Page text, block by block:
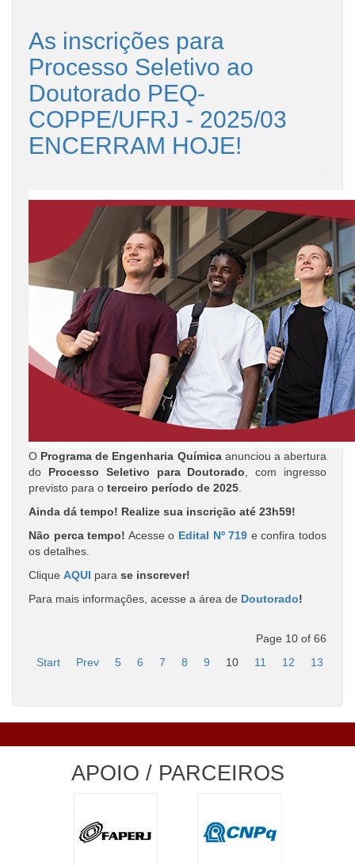
As inscrições para
Processo Seletivo ao
Doutorado PEQ-
COPPE/UFRJ - 2025/03
ENCERRAM HOJE!
O Programa de Engenharia Químicaanunciou a abertura
do Processo Seletivo para Doutorado , com ingresso
previsto para o terceiro período de 2025
Ainda dá tempo! Realize sua inscrição até 23h59!
Não perca tempo! Acesse o Edital Nº 719 e confira todos
os detalhes.
Clique AQUI para se inscrever!
Para mais informações, acesse a área de Doutorado!
Page 10 of 66
Start
Prev 5 6 7 8 9 10 11 12 13
APOIO / PARCEIROS